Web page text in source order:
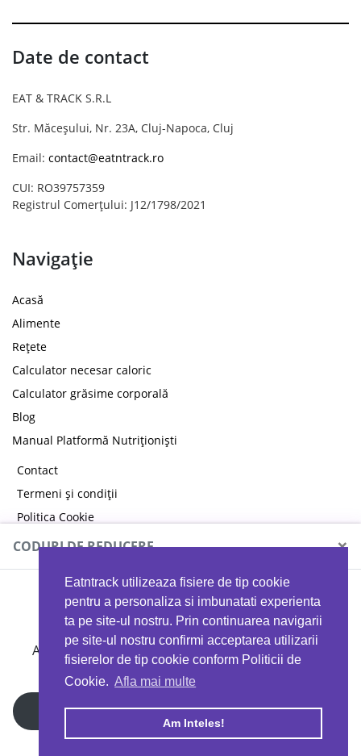
Eatntrack utilizeaza fisiere de tip cookie
pentru a personaliza si imbunatati experienta
ta pe site-ul nostru. Prin continuarea navigarii
pe site-ul nostru confirmi acceptarea utilizarii
fisierelor de tip cookie conform Politicii de
Cookie. Afla mai multe
Am Inteles!
Date de contact
EAT & TRACK S.R.L
Str. Măceșului, Nr. 23A, Cluj-Napoca, Cluj
Email: contact@eatntrack.ro
CUI: RO39757359
Registrul Comerțului: J12/1798/2021
Navigație
Acasă
Alimente
Rețete
Calculator necesar caloric
Calculator grăsime corporală
Blog
Manual Platformă Nutriționiști
Contact
Termeni și condiții
Politica Cookie
Politica de confidențialitate
Copyright © 2026 EAT & TRACK S.R.L
CODURI DE REDUCERE ×
MYPROTEIN
Ai 40%reducere la orice comandă folosind codul
EATTRACK
Profită acum